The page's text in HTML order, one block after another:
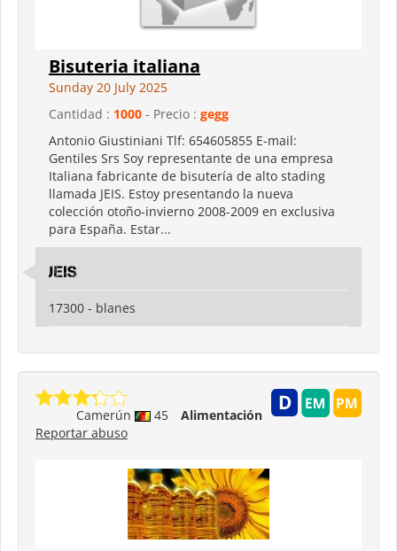
Bisuteria italiana
Sunday 20 July 2025
Cantidad : 1000 - Precio : gegg
Antonio Giustiniani Tlf: 654605855 E-mail:
Gentiles Srs Soy representante de una empresa
Italiana fabricante de bisutería de alto stading
llamada JEIS. Estoy presentando la nueva
colección otoño-invierno 2008-2009 en exclusiva
para España. Estar...
jeis
17300 - blanes
Camerún 45
Alimentación
Reportar abuso